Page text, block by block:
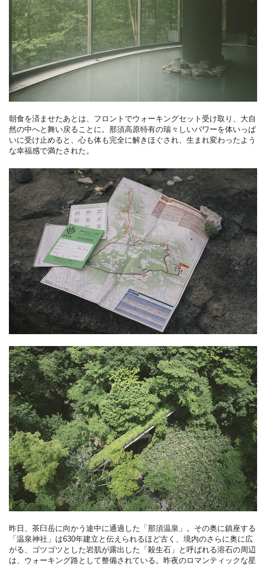
朝食を済ませたあとは、フロントでウォーキングセット受け取り、大自
然の中へと舞い戻ることに。那須高原特有の瑞々しいパワーを体いっぱ
いに受け止めると、心も体も完全に解きほぐされ、生まれ変わったよう
な幸福感で満たされた。
昨日、茶臼岳に向かう途中に通過した「那須温泉」。その奥に鎮座する
「温泉神社」は630年建立と伝えられるほど古く、境内のさらに奥に広
がる、ゴツゴツとした岩肌が露出した「殺生石」と呼ばれる溶石の周辺
は、ウォーキング路として整備されている。昨夜のロマンティックな星